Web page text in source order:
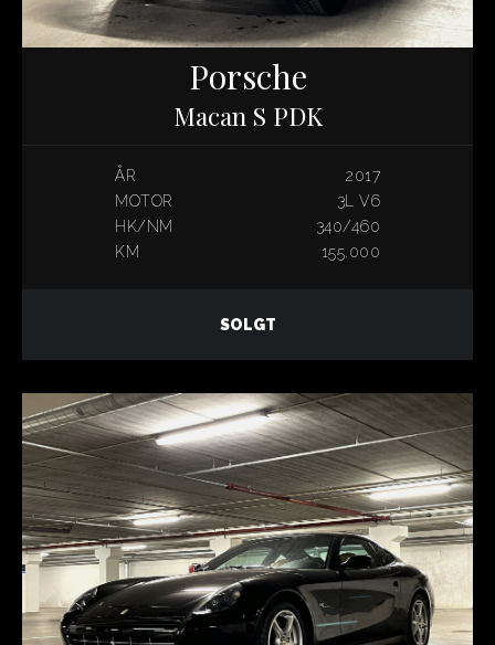
Porsche
Macan S PDK
ÅR
2017
MOTOR
3L V6
HK/NM
340/460
KM
155.000
SOLGT